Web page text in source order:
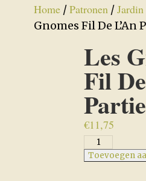
Home/Patronen/
Gnomes Fil De L’An
Les
Fil
€11,75
Les
Gnomes
Toevoegen